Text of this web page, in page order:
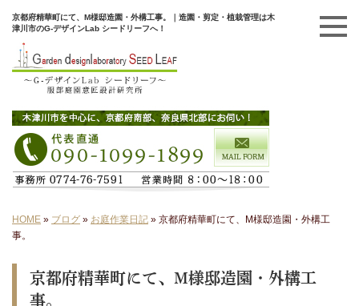
京都府精華町にて、M様邸造園・外構工事。｜造園・剪定・植栽管理は木
津川市のG-デザインLab シードリーフへ！
HOME » ブログ » お庭作業日記 » 京都府精華町にて、M様邸造園・外構工
事。
京都府精華町にて、M様邸造園・外構工
事。